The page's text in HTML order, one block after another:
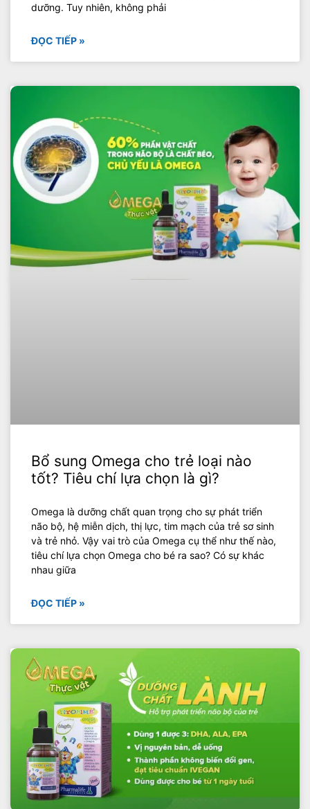
dưỡng. Tuy nhiên, không phải
ĐỌC TIẾP »
Bổ sung Omega cho trẻ loại nào
tốt? Tiêu chí lựa chọn là gì?
Omega là dưỡng chất quan trọng cho sự phát triển
não bộ, hệ miễn dịch, thị lực, tim mạch của trẻ sơ sinh
và trẻ nhỏ. Vậy vai trò của Omega cụ thể như thế nào,
tiêu chí lựa chọn Omega cho bé ra sao? Có sự khác
nhau giữa
ĐỌC TIẾP »